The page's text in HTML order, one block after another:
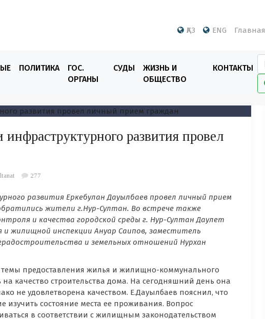
ҚАЗ ENG Главная
ПОЛИТИКА
ГОС.
ОРГАНЫ
СУДЫ
ЖИЗНЬ И
ОБЩЕСТВО
КОНТАКТЫ
развития провел
277
развития Еркебулан Дауылбаев провел личный прием
жители г.Нур-Султан. Во встрече также
и качества городской среды г. Нур-Султан Даулет
и жилищной инспекции Ануар Саипов, заместитель
и земельных отношений Нурхан
темы предоставления жилья и жилищно-коммунального
качество строительства дома. На сегодняшний день она
не удовлетворена качеством. Е.Дауылбаев пояснил, что
изучить состояние места ее проживания. Вопрос
в соответствии с жилищным законодательством